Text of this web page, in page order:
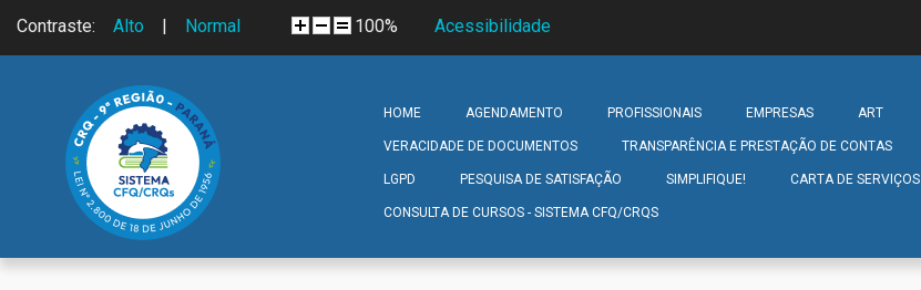
Contraste: Alto | Normal Acessibilidade
100%
HOME AGENDAMENTO PROFISSIONAIS EMPRESAS ART
VERACIDADE DE DOCUMENTOS TRANSPARÊNCIA E PRESTAÇÃO DE CONTAS
LGPD PESQUISA DE SATISFAÇÃO SIMPLIFIQUE! CARTA DE SERVIÇOS
CONSULTA DE CURSOS - SISTEMA CFQ/CRQS